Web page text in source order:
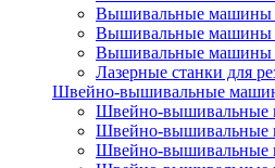
Вышивальные машины
Вышивальные машины
Вышивальные машины
Лазерные станки для
Швейно-вышивальные
Швейно-вышивальные
Швейно-вышивальные
Швейно-вышивальные